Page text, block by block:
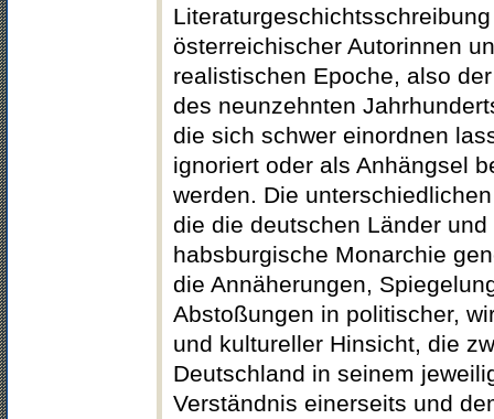
österreichischer Autorinnen
realistischen Epoche, also
des neunzehnten
die sich schwer einordnen
ignoriert oder als Anhängsel
werden. Die
die die deutschen Länder und
habsburgische Monarchie
die Annäherungen,
Abstoßungen in politischer,
und kultureller Hinsicht, die
Deutschland in seinem
Verständnis einerseits und